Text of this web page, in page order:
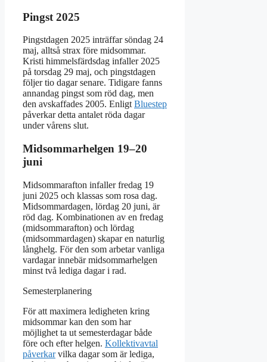
Pingst 2025
Pingstdagen 2025 inträffar söndag 24
maj, alltså strax före midsommar.
Kristi himmelsfärdsdag infaller 2025
på torsdag 29 maj, och pingstdagen
följer tio dagar senare. Tidigare fanns
annandag pingst som röd dag, men
den avskaffades 2005. EnligtBluestep
påverkar detta antalet röda dagar
under vårens slut.
Midsommarhelgen 19–20
juni
Midsommarafton infaller fredag 19
juni 2025 och klassas som rosa dag.
Midsommardagen, lördag 20 juni, är
röd dag. Kombinationen av en fredag
(midsommarafton) och lördag
(midsommardagen) skapar en naturlig
långhelg. För den som arbetar vanliga
vardagar innebär midsommarhelgen
minst två lediga dagar i rad.
Semesterplanering
För att maximera ledigheten kring
midsommar kan den som har
möjlighet ta ut semesterdagar både
före och efter helgen. Kollektivavtal
påverkarvilka dagar som är lediga,